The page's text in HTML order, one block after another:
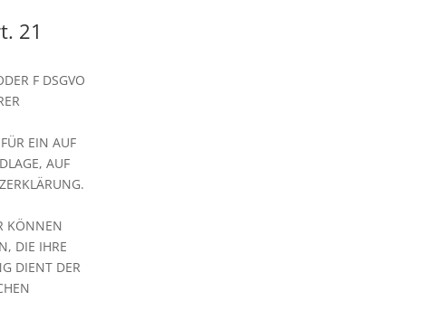
21
F DSGVO
EIN AUF
AUF
KÖNNEN
DIE IHRE
DIENT DER